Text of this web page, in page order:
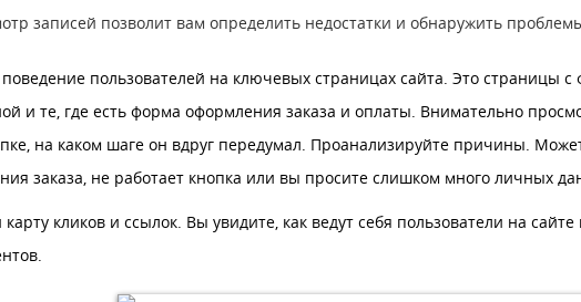
записей позволит вам определить недостатки и обнаружить
пользователей на ключевых страницах сайта. Это страницы с
и те, где есть форма оформления заказа и оплаты. Внимательно
на каком шаге он вдруг передумал. Проанализируйте причины.
заказа, не работает кнопка или вы просите слишком много личных
кликов и ссылок. Вы увидите, как ведут себя пользователи на